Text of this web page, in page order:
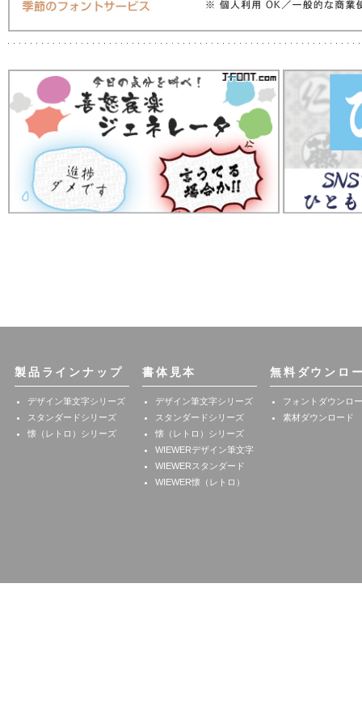
製品ラインナップ
デザイン筆文字シリーズ
スタンダードシリーズ
懐（レトロ）シリーズ
書体見本
デザイン筆文字シリーズ
スタンダードシリーズ
懐（レトロ）シリーズ
WIEWERデザイン筆文字
WIEWERスタンダード
WIEWER懐（レトロ）
無料ダウンロ
フォントダウンロ
素材ダウンロード